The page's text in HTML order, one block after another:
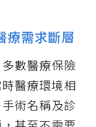
療需求斷層
數醫療保險
醫療環境相
術名稱及診